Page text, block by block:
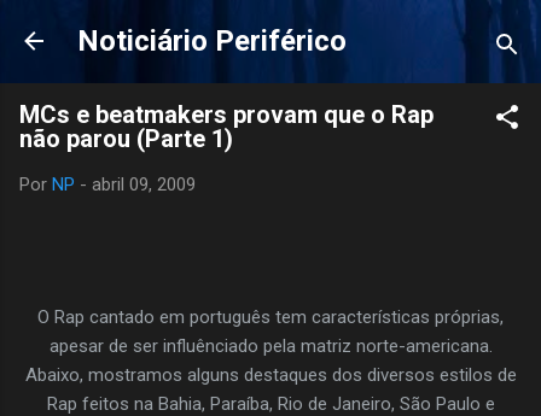
Pular para o conteúdo principal
Noticiário Periférico
MCs e beatmakers provam que o Rap
não parou (Parte 1)
Por NP - abril 09, 2009
O Rap cantado em português tem características próprias,
apesar de ser influênciado pela matriz norte-americana.
Abaixo, mostramos alguns destaques dos diversos estilos de
Rap feitos na Bahia, Paraíba, Rio de Janeiro, São Paulo e